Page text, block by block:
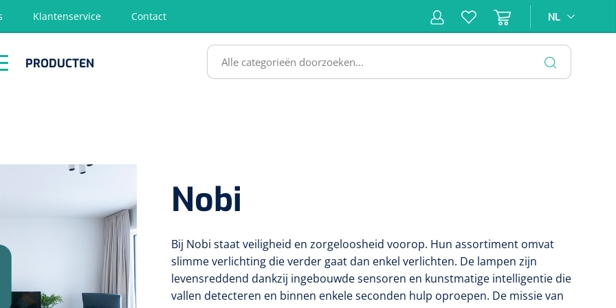
Klantenservice Contact NL
PRODUCTEN
Nobi
Bij Nobi staat veiligheid en zorgeloosheid voorop. Hun assortiment omvat
slimme verlichting die verder gaat dan enkel verlichten. De lampen zijn
levensreddend dankzij ingebouwde sensoren en kunstmatige intelligentie die
vallen detecteren en binnen enkele seconden hulp oproepen. De missie van